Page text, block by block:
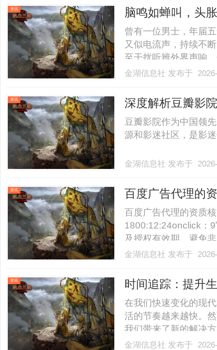
方案，助力企业实现
资讯
脑鸣如蝉叫，头
你清醒头脑
曾有一位男士，年届
又似电流声，持续不
至干扰听辨外界声响
轻，精力不济。不仅
不适叠加，令他颇为
求.........
金湖信息社 发布于
资讯
深度解析豆瓣影
验
豆瓣影院作为中国领
源和影迷社区，是影
金湖信息社 发布于
资讯 百度广告代理的
百度广告代理的资质
1800:12:24onclick：
及授权有效期，避免
词、创意更新，但账
告推荐拓词或暂停低
金湖信息社 发布于
资讯 时间追踪：提升
在我们快速变化的现
活的节奏越来越快。
我们带来了新的解决
效率，还能更好地平
金湖信息社 发布于